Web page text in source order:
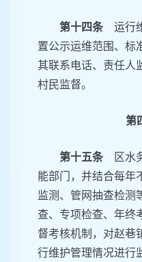
第十四条 运行
置公示运维范围、标
其联系电话、责任人
村民监督。
第
第十五条 区水
能部门，并结合每年
监测、管网抽查检测
查、专项检查、年终
督考核机制，对赵巷
行维护管理情况进行